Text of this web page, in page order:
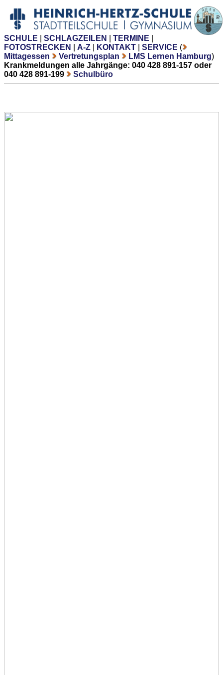
SCHULE SCHLAGZEILEN TERMINE
FOTOSTRECKEN
A-Z KONTAKT SERVICE (
Mittagessen
Vertretungsplan LMS Lernen Hamburg)
Krankmeldungen alle Jahrgänge: 040 428 891-157 oder
040 428 891-199
Schulbüro